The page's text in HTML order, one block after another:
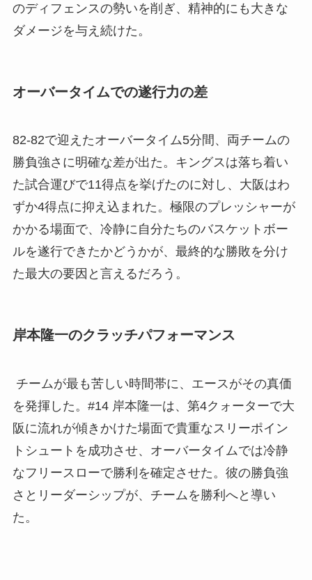
のディフェンスの勢いを削ぎ、精神的にも大きな
ダメージを与え続けた。
オーバータイムでの遂行力の差
82-82で迎えたオーバータイム5分間、両チームの
勝負強さに明確な差が出た。キングスは落ち着い
た試合運びで11得点を挙げたのに対し、大阪はわ
ずか4得点に抑え込まれた。極限のプレッシャーが
かかる場面で、冷静に自分たちのバスケットボー
ルを遂行できたかどうかが、最終的な勝敗を分け
た最大の要因と言えるだろう。
岸本隆一のクラッチパフォーマンス
チームが最も苦しい時間帯に、エースがその真価
を発揮した。#14 岸本隆一は、第4クォーターで大
阪に流れが傾きかけた場面で貴重なスリーポイン
トシュートを成功させ、オーバータイムでは冷静
なフリースローで勝利を確定させた。彼の勝負強
さとリーダーシップが、チームを勝利へと導い
た。